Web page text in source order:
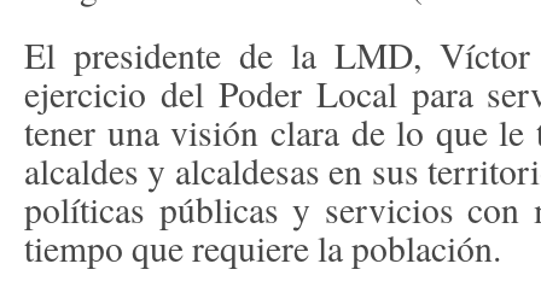
El presidente de la LMD,
ejercicio del Poder Local para
tener una visión clara de lo que le
alcaldes y alcaldesas en sus
políticas públicas y servicios
tiempo que requiere la población.